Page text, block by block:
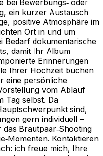
bei Bewerbungs‑ oder
ein kurzer Austausch
positive Atmosphäre im
Ort in und um
Bedarf dokumentarische
damit Ihr Album
Erinnerungen
Ihrer Hochzeit buchen
eine persönliche
vom Ablauf
Tag selbst. Da
sind,
gern individuell –
Brautpaar‑Shooting
Kontaktieren
ich freue mich, Ihre